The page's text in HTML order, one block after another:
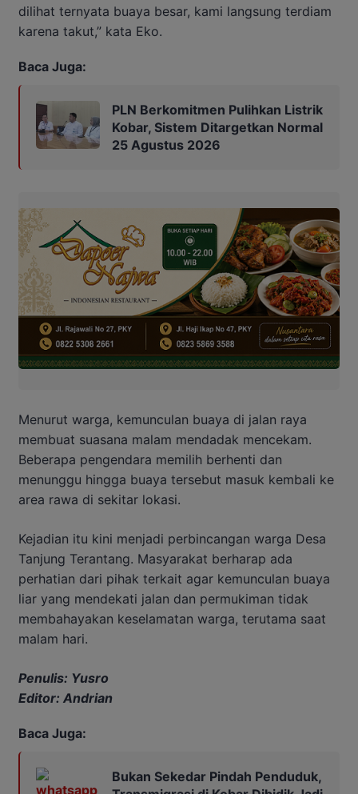
dilihat ternyata buaya besar, kami langsung terdiam
karena takut,” kata Eko.
Baca Juga:
PLN Berkomitmen Pulihkan Listrik
Kobar, Sistem Ditargetkan Normal
25 Agustus 2026
Menurut warga, kemunculan buaya di jalan raya
membuat suasana malam mendadak mencekam.
Beberapa pengendara memilih berhenti dan
menunggu hingga buaya tersebut masuk kembali ke
area rawa di sekitar lokasi.
Kejadian itu kini menjadi perbincangan warga Desa
Tanjung Terantang. Masyarakat berharap ada
perhatian dari pihak terkait agar kemunculan buaya
liar yang mendekati jalan dan permukiman tidak
membahayakan keselamatan warga, terutama saat
malam hari.
Penulis: Yusro
Editor: Andrian
Baca Juga:
Bukan Sekedar Pindah Penduduk,